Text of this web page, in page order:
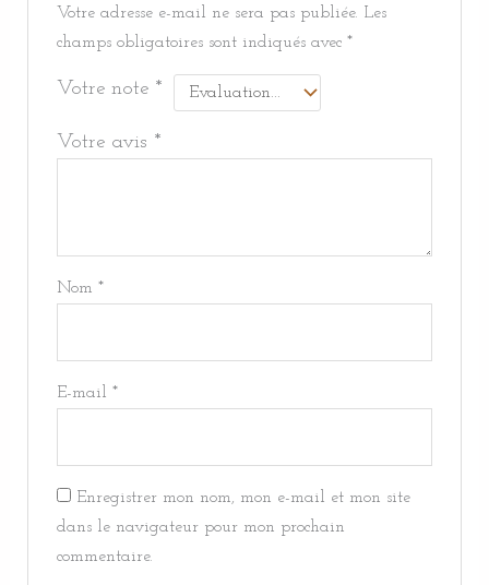
Votre adresse e-mail ne sera pas publiée. Les
champs obligatoires sont indiqués avec*
Votre note *
Votre avis *
Nom*
E-mail*
Enregistrer mon nom, mon e-mail et mon site
dans le navigateur pour mon prochain
commentaire.